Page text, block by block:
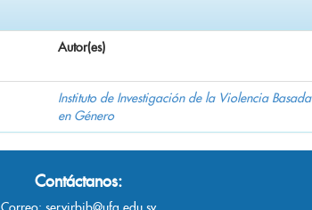
Autor(es)
Instituto de Investigación de la Violencia Basada
en Género
Contáctanos: